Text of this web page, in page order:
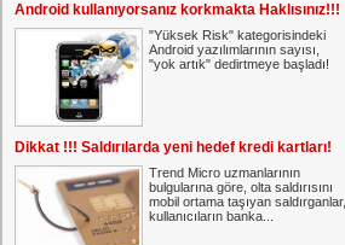
Android kullanıyorsanız korkmakta Haklısınız!!!
"Yüksek Risk" kategorisindeki
Android yazılımlarının sayısı,
"yok artık" dedirtmeye başladı!
Dikkat !!! Saldırılarda yeni hedef kredi kartları!
Trend Micro uzmanlarının
bulgularına göre, olta saldırısını
mobil ortama taşıyan saldırganlar,
kullanıcıların banka...